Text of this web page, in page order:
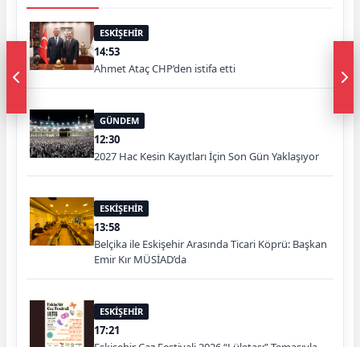
ESKİŞEHİR
14:53
Ahmet Ataç CHP’den istifa etti
GÜNDEM
12:30
2027 Hac Kesin Kayıtları İçin Son Gün Yaklaşıyor
ESKİŞEHİR
13:58
Belçika ile Eskişehir Arasında Ticari Köprü: Başkan
Emir Kır MÜSİAD’da
ESKİŞEHİR
17:21